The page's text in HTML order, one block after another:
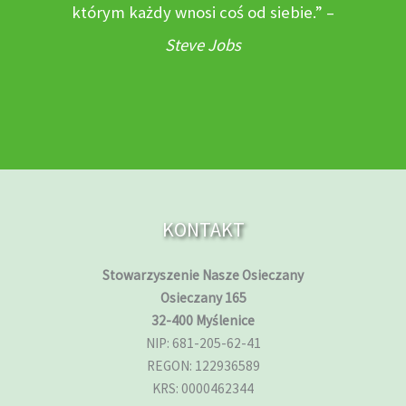
którym każdy wnosi coś od siebie.” –
Steve Jobs
KONTAKT
Stowarzyszenie Nasze Osieczany
Osieczany 165
32-400 Myślenice
NIP: 681-205-62-41
REGON: 122936589
KRS: 0000462344